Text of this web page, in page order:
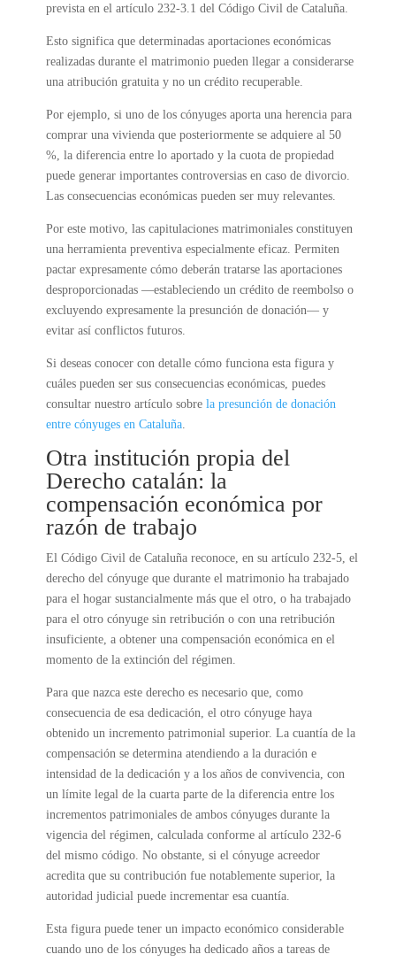
prevista en el artículo 232-3.1 del Código Civil de Cataluña.
Esto significa que determinadas aportaciones económicas
realizadas durante el matrimonio pueden llegar a considerarse
una atribución gratuita y no un crédito recuperable.
Por ejemplo, si uno de los cónyuges aporta una herencia para
comprar una vivienda que posteriormente se adquiere al 50
%, la diferencia entre lo aportado y la cuota de propiedad
puede generar importantes controversias en caso de divorcio.
Las consecuencias económicas pueden ser muy relevantes.
Por este motivo, las capitulaciones matrimoniales constituyen
una herramienta preventiva especialmente eficaz. Permiten
pactar expresamente cómo deberán tratarse las aportaciones
desproporcionadas —estableciendo un crédito de reembolso o
excluyendo expresamente la presunción de donación— y
evitar así conflictos futuros.
Si deseas conocer con detalle cómo funciona esta figura y
cuáles pueden ser sus consecuencias económicas, puedes
consultar nuestro artículo sobrela presunción de donación
entre cónyuges en Cataluña.
Otra institución propia del
Derecho catalán: la
compensación económica por
razón de trabajo
El Código Civil de Cataluña reconoce, en su artículo 232-5, el
derecho del cónyuge que durante el matrimonio ha trabajado
para el hogar sustancialmente más que el otro, o ha trabajado
para el otro cónyuge sin retribución o con una retribución
insuficiente, a obtener una compensación económica en el
momento de la extinción del régimen.
Para que nazca este derecho es necesario que, como
consecuencia de esa dedicación, el otro cónyuge haya
obtenido un incremento patrimonial superior. La cuantía de la
compensación se determina atendiendo a la duración e
intensidad de la dedicación y a los años de convivencia, con
un límite legal de la cuarta parte de la diferencia entre los
incrementos patrimoniales de ambos cónyuges durante la
vigencia del régimen, calculada conforme al artículo 232-6
del mismo código. No obstante, si el cónyuge acreedor
acredita que su contribución fue notablemente superior, la
autoridad judicial puede incrementar esa cuantía.
Esta figura puede tener un impacto económico considerable
cuando uno de los cónyuges ha dedicado años a tareas de